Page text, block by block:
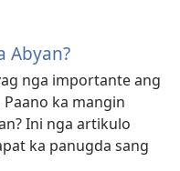
Abyan?
nga importante ang
ka mangin
Ini nga artikulo
ka panugda sang